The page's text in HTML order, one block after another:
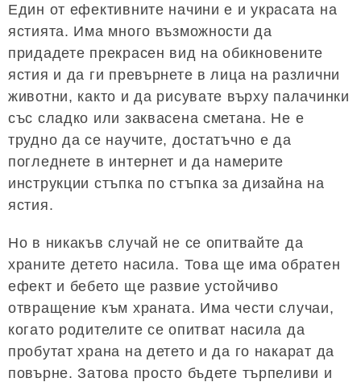
Един от ефективните начини е и украсата на
ястията. Има много възможности да
придадете прекрасен вид на обикновените
ястия и да ги превърнете в лица на различни
животни, както и да рисувате върху палачинки
със сладко или заквасена сметана. Не е
трудно да се научите, достатъчно е да
погледнете в интернет и да намерите
инструкции стъпка по стъпка за дизайна на
ястия.
Но в никакъв случай не се опитвайте да
храните детето насила. Това ще има обратен
ефект и бебето ще развие устойчиво
отвращение към храната. Има чести случаи,
когато родителите се опитват насила да
пробутат храна на детето и да го накарат да
повърне. Затова просто бъдете търпеливи и